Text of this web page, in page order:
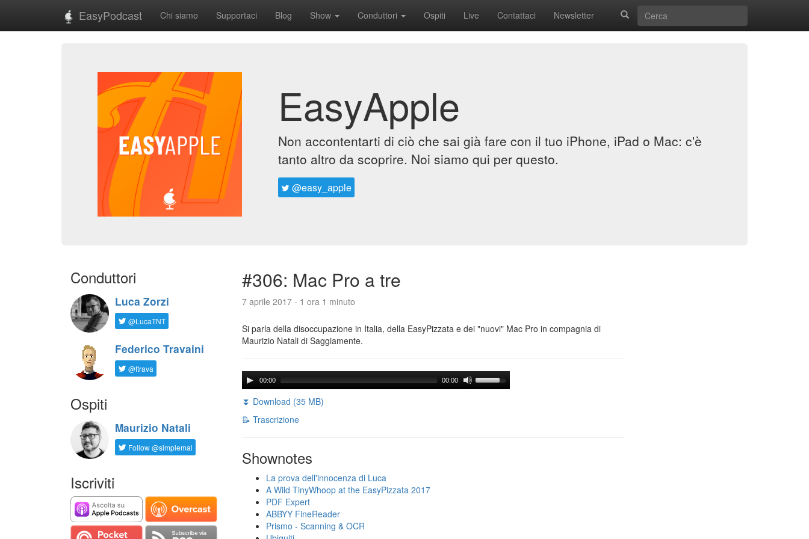
EasyPodcast Chi siamo Supportaci Blog Show Conduttori Ospiti Live Contattaci Newsletter
EasyApple
Non accontentarti di ciò che sai già fare con il tuo iPhone, iPad o Mac: c'è
tanto altro da scoprire. Noi siamo qui per questo.
@easy_apple
Conduttori
Luca Zorzi
@LucaTNT
Federico Travaini
@ftrava
Ospiti
Maurizio Natali
Follow @simplemal
Iscriviti
#306: Mac Pro a tre
7 aprile 2017 - 1 ora 1 minuto
Si parla della disoccupazione in Italia, della EasyPizzata e dei "nuovi" Mac Pro in compagnia di
Maurizio Natali di Saggiamente.
00:00 00:00
⏬ Download (35 MB)
📝 Trascrizione
Shownotes
La prova dell'innocenza di Luca
A Wild TinyWhoop at the EasyPizzata 2017
PDF Expert
ABBYY FineReader
Prismo - Scanning & OCR